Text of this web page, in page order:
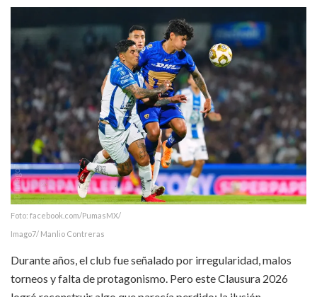
Foto: facebook.com/PumasMX/
Imago7/ Manlio Contreras
Durante años, el club fue señalado por irregularidad, malos
torneos y falta de protagonismo. Pero este Clausura 2026